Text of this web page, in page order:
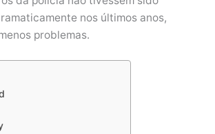
nos últimos anos,
problemas.